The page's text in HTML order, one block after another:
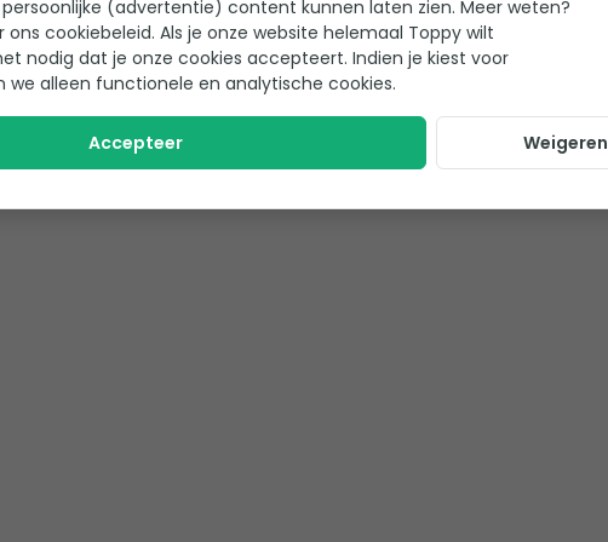
nu regelt de Ondilo ICO
uitvoeren. De handige ICO
welke chemicaliën en
Je kiest zelf of je de
bijvoorbeeld door de huidige
nog specifieker wat je eraan
worden verbonden
Handleiding en documenten
Ondilo ICO watertester
(advertentie) content kunnen laten zien. Meer weten?
ons cookiebeleid. Als je onze website helemaal Toppy wilt
nodig dat je onze cookies accepteert. Indien je kiest voor
we alleen functionele en analytische cookies.
Accepteer Weigeren